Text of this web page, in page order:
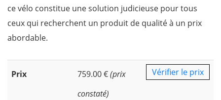
ce vélo constitue une solution judicieuse pour tous
ceux qui recherchent un produit de qualité à un prix
abordable.
Prix 759.00 €(prix
constaté)
Vérifier le prix